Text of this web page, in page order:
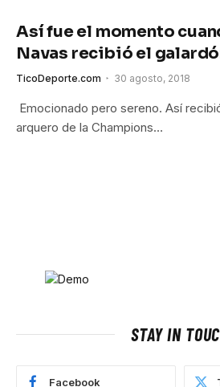
Así fue el momento
Navas recibió el
TicoDeporte.com 30 agosto, 2018
Emocionado pero sereno. Así
arquero de la Champions…
STAY IN
Facebook